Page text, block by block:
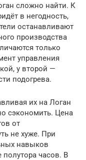
сложно найти. К
в негодность,
останавливают
производства
только
управления
у второй —
подогрева.
их на Логан
сэкономить. Цена
от
не хуже. При
навыков
полутора часов. В